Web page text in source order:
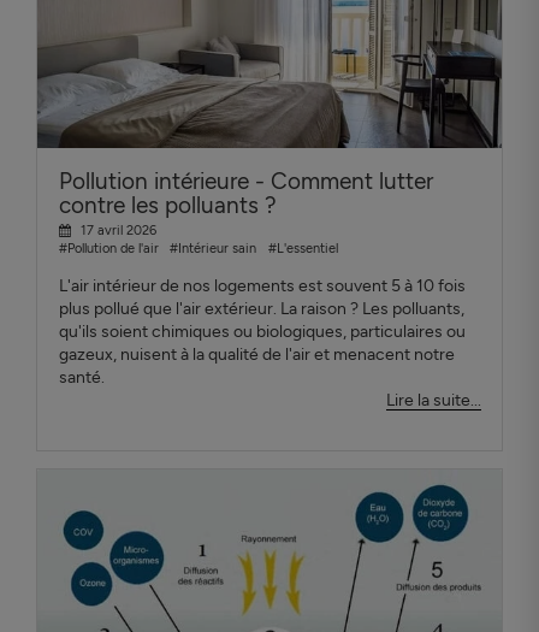
Pollution intérieure - Comment lutter
contre les polluants ?
17 avril 2026
#Pollution de l'air
#Intérieur sain #L'essentiel
L'air intérieur de nos logements est souvent 5 à 10 fois
plus pollué que l'air extérieur. La raison ? Les polluants,
qu'ils soient chimiques ou biologiques, particulaires ou
gazeux, nuisent à la qualité de l'air et menacent notre
santé.
Lire la suite...